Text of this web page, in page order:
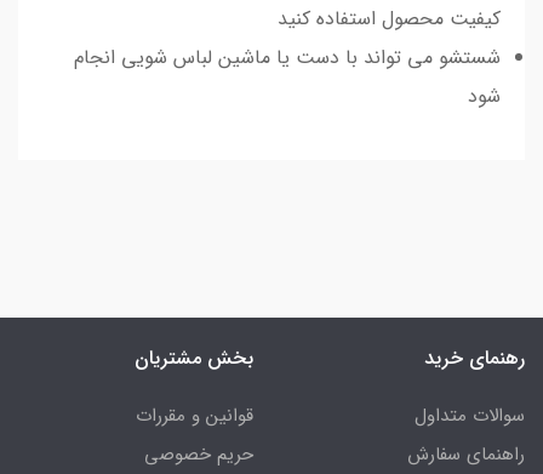
کیفیت محصول استفاده کنید
شستشو می تواند با دست یا ماشین لباس شویی انجام
شود
رهنمای خرید
سوالات متداول
راهنمای سفارش
بخش مشتریان
قوانین و مقررات
حریم خصوصی